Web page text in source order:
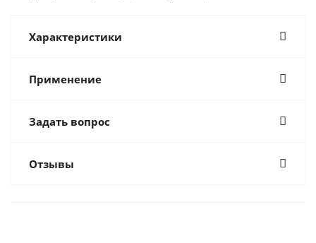
Характеристики
Применение
Задать вопрос
Отзывы